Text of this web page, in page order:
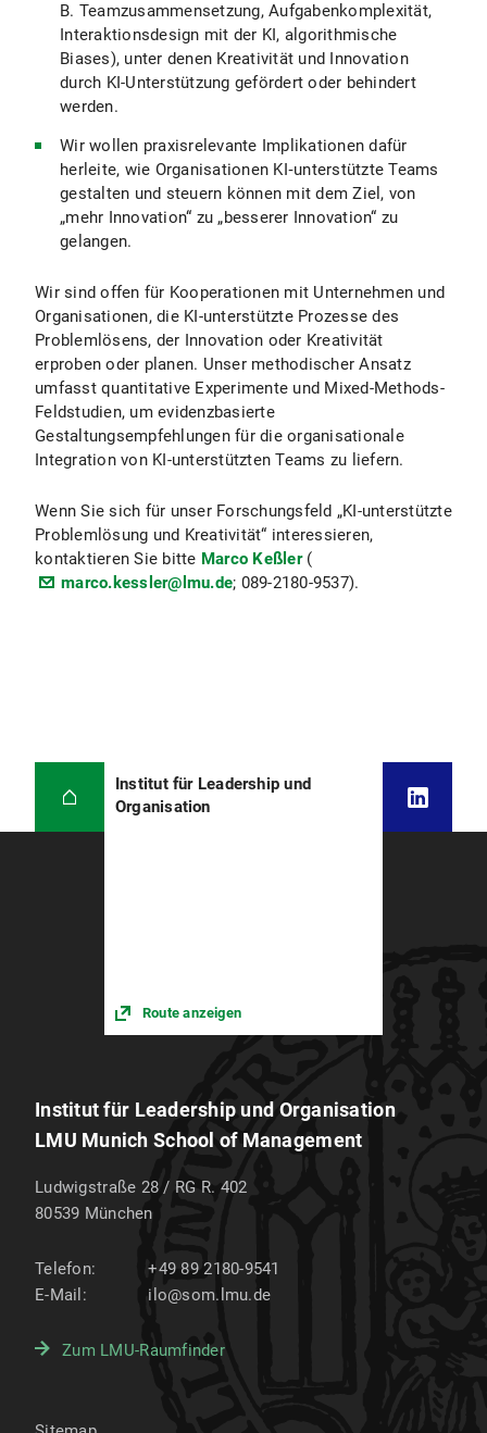
B. Teamzusammensetzung, Aufgabenkomplexität,
Interaktionsdesign mit der KI, algorithmische
Biases), unter denen Kreativität und Innovation
durch KI-Unterstützung gefördert oder behindert
werden.
Wir wollen praxisrelevante Implikationen dafür
herleite, wie Organisationen KI‑unterstützte Teams
gestalten und steuern können mit dem Ziel, von
„mehr Innovation“ zu „besserer Innovation“ zu
gelangen.
Wir sind offen für Kooperationen mit Unternehmen und
Organisationen, die KI-unterstützte Prozesse des
Problemlösens, der Innovation oder Kreativität
erproben oder planen. Unser methodischer Ansatz
umfasst quantitative Experimente und Mixed-Methods-
Feldstudien, um evidenzbasierte
Gestaltungsempfehlungen für die organisationale
Integration von KI-unterstützten Teams zu liefern.
Wenn Sie sich für unser Forschungsfeld „KI-unterstützte
Problemlösung und Kreativität“ interessieren,
kontaktieren Sie bitte Marco Keßler(
marco.kessler@lmu.de; 089-2180-9537).
Institut für Leadership und
Organisation
Route anzeigen
Institut für Leadership und Organisation
LMU Munich School of Management
Ludwigstraße 28 / RG R. 402
80539 München
Telefon:
+49 89 2180-9541
E-Mail:
ilo@som.lmu.de
Zum LMU-Raumfinder